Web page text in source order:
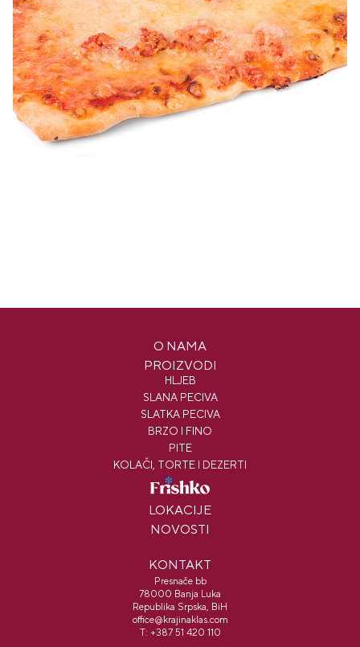
O NAMA
PROIZVODI
HLJEB
SLANA PECIVA
SLATKA PECIVA
BRZO I FINO
PITE
KOLAČI, TORTE I DEZERTI
FRISHKO
LOKACIJE
NOVOSTI
KONTAKT
Presnače bb
78000 Banja Luka
Republika Srpska, BiH
office@krajinaklas.com
T: +387 51 420 110